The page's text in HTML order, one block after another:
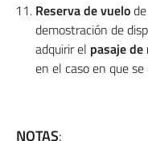
Reserva de vuelo
demostración de
adquirir el pasaje de
en el caso en que
NOTAS: